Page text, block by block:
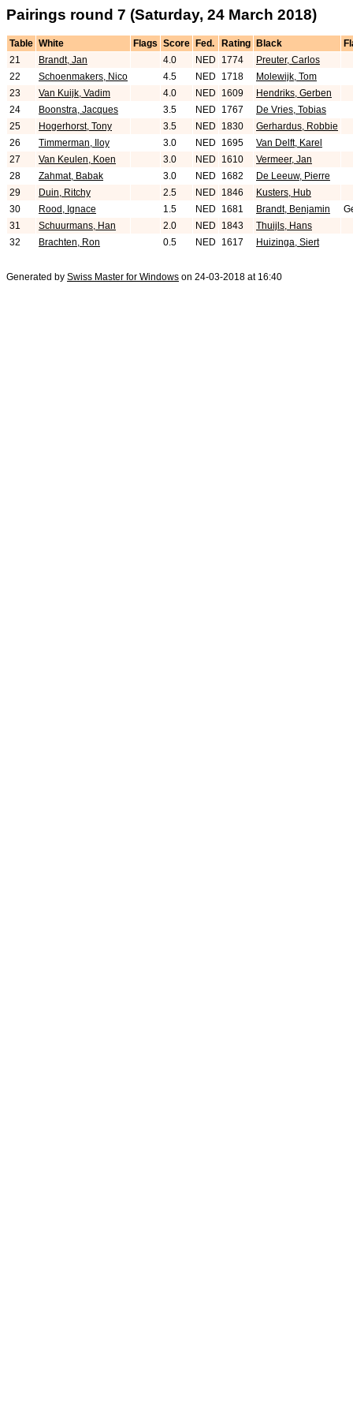
Pairings round 7 (Saturday, 24 March 2018)
Table White Flags Score Fed. Rating Black
21
Brandt, Jan 4.0 NED 1774
Preuter, Carlos
22
Schoenmakers, Nico 4.5 NED 1718
Molewijk, Tom
23
Van Kuijk, Vadim 4.0 NED 1609
Hendriks, Gerben
24
Boonstra, Jacques 3.5 NED 1767
De Vries, Tobias
25
Hogerhorst, Tony 3.5 NED 1830
Gerhardus, Robbie
26
Timmerman, Iloy 3.0 NED 1695
Van Delft, Karel
27
Van Keulen, Koen 3.0 NED 1610
Vermeer, Jan
28
Zahmat, Babak 3.0 NED 1682
De Leeuw, Pierre
29
Duin, Ritchy 2.5 NED 1846
Kusters, Hub
30
Rood, Ignace 1.5 NED 1681 Brandt, Benjamin
31
Schuurmans, Han 2.0 NED 1843
Thuijls, Hans
32
Brachten, Ron 0.5 NED 1617 Huizinga, Siert
Generated by Swiss Master for Windows on 24-03-2018 at 16:40